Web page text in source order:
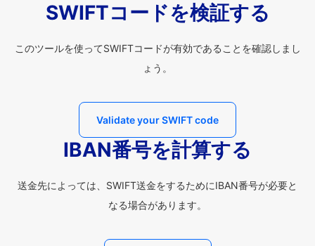
SWIFTコードを検証する
このツールを使ってSWIFTコードが有効であることを確認しまし
ょう。
Validate your SWIFT code
IBAN番号を計算する
送金先によっては、SWIFT送金をするためにIBAN番号が必要と
なる場合があります。